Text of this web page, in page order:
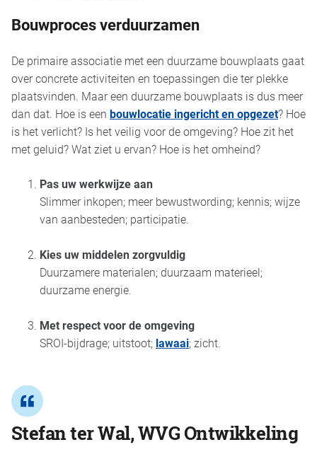
Bouwproces verduurzamen
De primaire associatie met een duurzame bouwplaats gaat
over concrete activiteiten en toepassingen die ter plekke
plaatsvinden. Maar een duurzame bouwplaats is dus meer
dan dat. Hoe is een bouwlocatie ingericht en opgezet? Hoe
is het verlicht? Is het veilig voor de omgeving? Hoe zit het
met geluid? Wat ziet u ervan? Hoe is het omheind?
Pas uw werkwijze aan
Slimmer inkopen; meer bewustwording; kennis; wijze
van aanbesteden; participatie.
Kies uw middelen zorgvuldig
Duurzamere materialen; duurzaam materieel;
duurzame energie.
Met respect voor de omgeving
SROI-bijdrage; uitstoot; lawaai; zicht.
Stefan ter Wal, WVG Ontwikkeling